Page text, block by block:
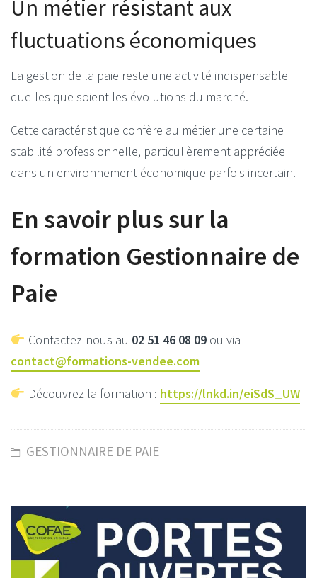
Un métier résistant aux
fluctuations économiques
La gestion de la paie reste une activité indispensable
quelles que soient les évolutions du marché.
Cette caractéristique confère au métier une certaine
stabilité professionnelle, particulièrement appréciée
dans un environnement économique parfois incertain.
En savoir plus sur la
formation Gestionnaire de
Paie
Contactez-nous au 02 51 46 08 09ou via
contact@formations-vendee.com
Découvrez la formation : https://lnkd.in/eiSdS_UW
GESTIONNAIRE DE PAIE